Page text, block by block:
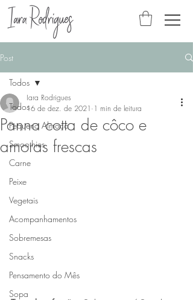
Post
Todos
Pequeno Almoço
Smoothies
Carne
Peixe
Vegetais
Acompanhamentos
Sobremesas
Snacks
Pensamento do Mês
Sopa
Todos
Panna cotta de côco e
amoras frescas
Iara Rodrigues
16 de dez. de 2021 1 min de leitura